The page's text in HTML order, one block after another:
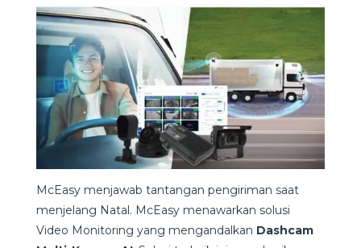
McEasy menjawab tantangan pengiriman saat
menjelang Natal. McEasy menawarkan solusi
Video Monitoring yang mengandalkan Dashcam